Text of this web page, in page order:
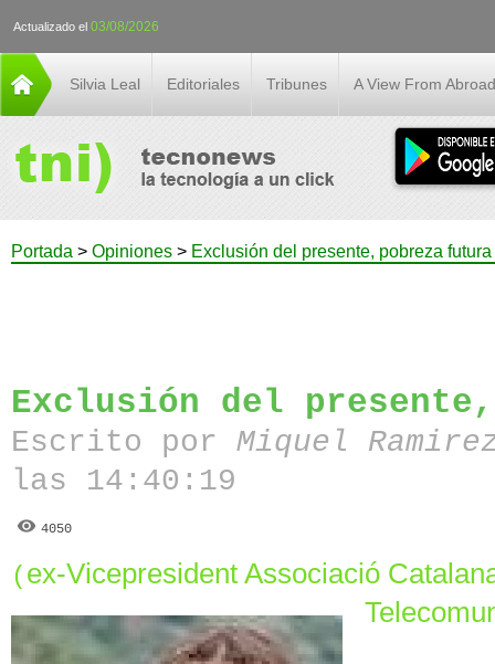
Actualizado el 03/08/2026
Silvia Leal Editoriales Tribunes A View From Abroad
Portada > Opiniones > Exclusión del presente, pobreza futura
Exclusión del
Escrito porMiquel
las 14:40:19
4050
( ex-Vicepresident Associació